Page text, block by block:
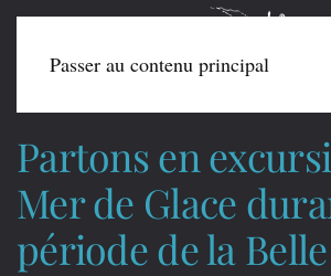
Passer au contenu principal
Partons en
Mer de Glace
période de la